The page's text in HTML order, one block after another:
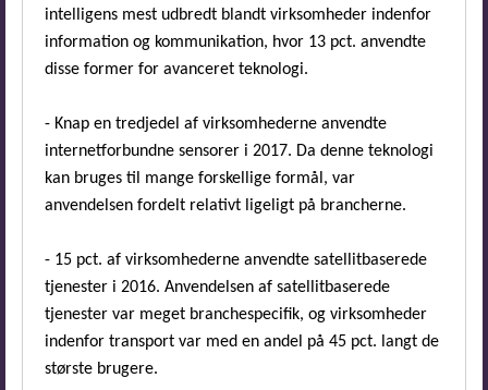
intelligens mest udbredt blandt virksomheder indenfor
information og kommunikation, hvor 13 pct. anvendte
disse former for avanceret teknologi.
- Knap en tredjedel af virksomhederne anvendte
internetforbundne sensorer i 2017. Da denne teknologi
kan bruges til mange forskellige formål, var
anvendelsen fordelt relativt ligeligt på brancherne.
- 15 pct. af virksomhederne anvendte satellitbaserede
tjenester i 2016. Anvendelsen af satellitbaserede
tjenester var meget branchespecifik, og virksomheder
indenfor transport var med en andel på 45 pct. langt de
største brugere.